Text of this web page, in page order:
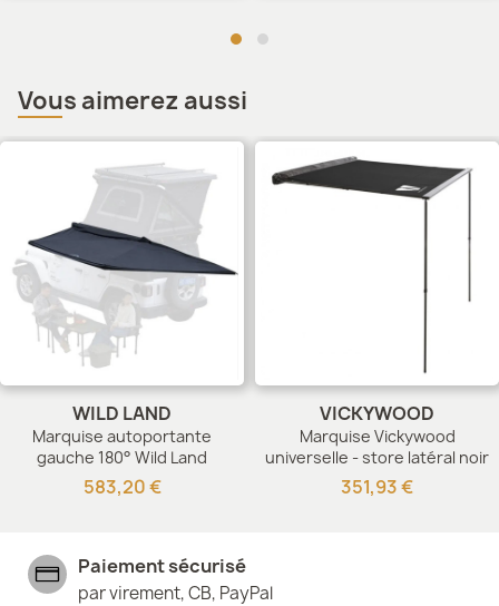
Vous aimerez aussi
WILD LAND
Marquise autoportante
gauche 180° Wild Land
583,20 €
VICKYWOOD
Marquise Vickywood
universelle - store latéral noir
351,93 €
Paiement sécurisé
par virement, CB, PayPal